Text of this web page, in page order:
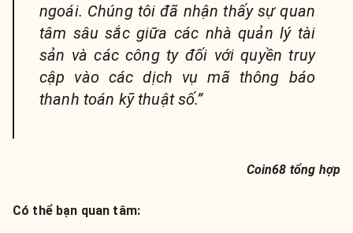
ngoái. Chúng tôi đã nhận thấy sự quan
tâm sâu sắc giữa các nhà quản lý tài
sản và các công ty đối với quyền truy
cập vào các dịch vụ mã thông báo
thanh toán kỹ thuật số.”
Coin68 tổng hợp
Có thể bạn quan tâm: